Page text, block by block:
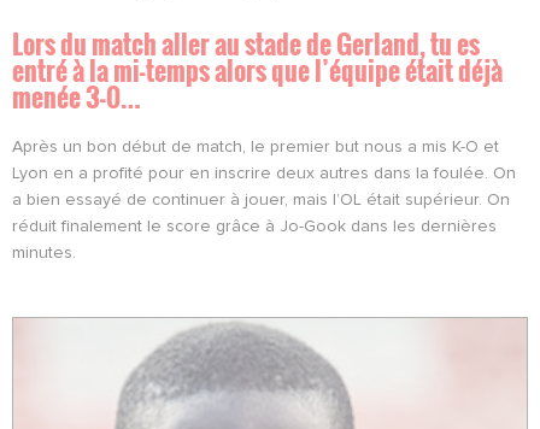
Lors du match aller au stade de Gerland, tu es
entré à la mi-temps alors que l’équipe était déjà
menée 3-0…
Après un bon début de match, le premier but nous a mis K-O et
Lyon en a profité pour en inscrire deux autres dans la foulée. On
a bien essayé de continuer à jouer, mais l’OL était supérieur. On
réduit finalement le score grâce à Jo-Gook dans les dernières
minutes.